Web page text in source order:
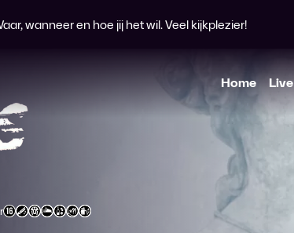
wanneer en hoe jij het wil. Veel kijkplezier!
Home Live